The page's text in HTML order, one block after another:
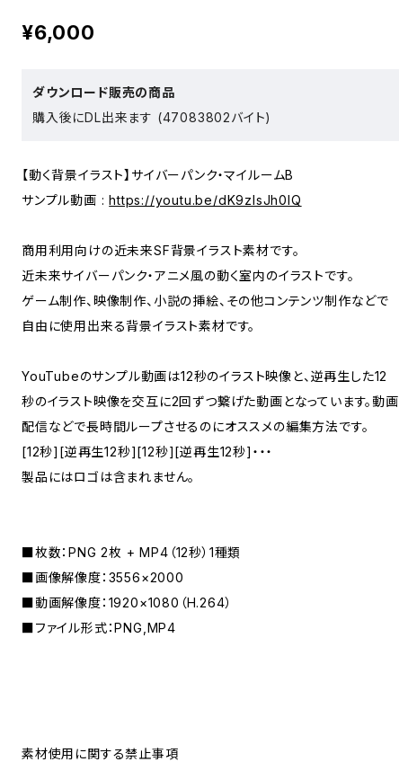
¥6,000
ダウンロード販売の商品
購入後にDL出来ます (47083802バイト)
【動く背景イラスト】サイバーパンク・マイルームB
サンプル動画 :https://youtu.be/dK9zIsJh0lQ
商用利用向けの近未来SF背景イラスト素材です。
近未来サイバーパンク・アニメ風の動く室内のイラストです。
ゲーム制作、映像制作、小説の挿絵、その他コンテンツ制作などで
自由に使用出来る背景イラスト素材です。
YouTubeのサンプル動画は12秒のイラスト映像と、逆再生した12
秒のイラスト映像を交互に2回ずつ繋げた動画となっています。動画
配信などで長時間ループさせるのにオススメの編集方法です。
[12秒][逆再生12秒][12秒][逆再生12秒]・・・
製品にはロゴは含まれません。
■枚数：PNG 2枚 + MP4（12秒）1種類
■画像解像度：3556×2000
■動画解像度：1920×1080（H.264）
■ファイル形式：PNG,MP4
素材使用に関する禁止事項